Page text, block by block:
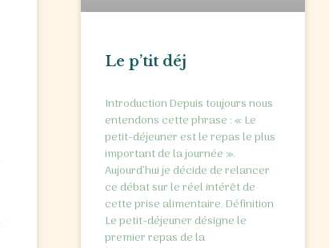
Le p’tit déj
Introduction Depuis toujours nous
entendons cette phrase : « Le
petit-déjeuner est le repas le plus
important de la journée ».
Aujourd’hui je décide de relancer
ce débat sur le réel intérêt de
cette prise alimentaire. Définition
Le petit-déjeuner désigne le
premier repas de la